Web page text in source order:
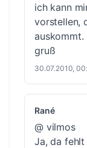
ich kann
vorstellen,
auskommt.
gruß
30.07.2010,
Rané
@ vilmos
Ja, da